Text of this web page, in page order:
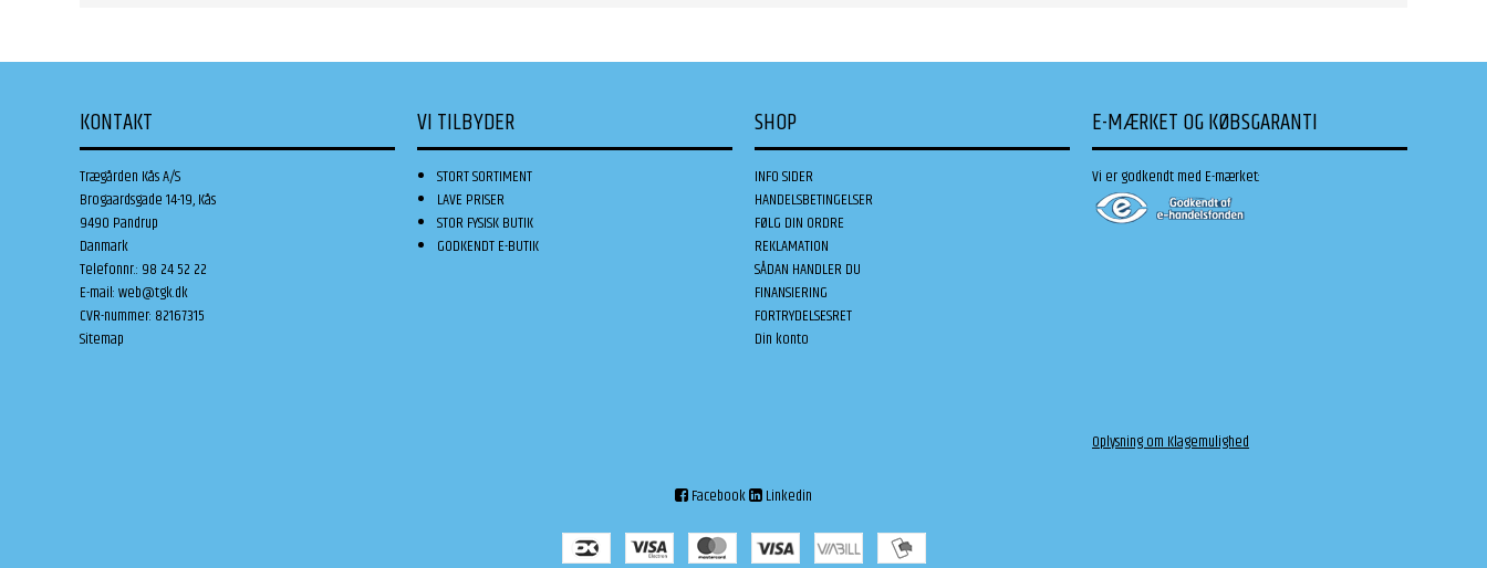
KONTAKT
Trægården Kås A/S
Brogaardsgade 14-19, Kås
9490 Pandrup
Danmark
Telefonnr.: 98 24 52 22
E-mail:web@tgk.dk
CVR-nummer: 82167315
Sitemap
VI TILBYDER
STORT SORTIMENT
LAVE PRISER
STOR FYSISK BUTIK
GODKENDT E-BUTIK
SHOP
INFO SIDER
HANDELSBETINGELSER
FØLG DIN ORDRE
REKLAMATION
SÅDAN HANDLER DU
FINANSIERING
FORTRYDELSESRET
Din konto
E-MÆRKET OG KØBSGARANTI
Vi er godkendt med E-mærket:
Oplysning om Klagemulighed
Facebook Linkedin